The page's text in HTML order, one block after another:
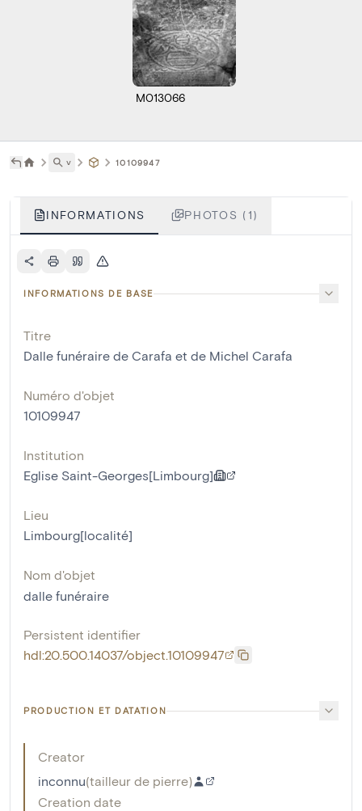
M013066
˅ 10109947
INFORMATIONS PHOTOS (1)
INFORMATIONS DE BASE
Titre
Dalle funéraire de Carafa et de Michel Carafa
Numéro d'objet
10109947
Institution
Eglise Saint-Georges[Limbourg]
Lieu
Limbourg[localité]
Nom d'objet
dalle funéraire
Persistent identifier
hdl:20.500.14037/object.10109947
PRODUCTION ET DATATION
Creator
inconnu(tailleur de pierre)
Creation date